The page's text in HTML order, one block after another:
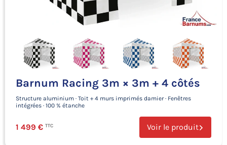
Barnum Racing 3m × 3m + 4 côtés
Structure aluminium · Toit + 4 murs imprimés damier · Fenêtres
intégrées · 100 % étanche
1 499 € TTC Voir le produit